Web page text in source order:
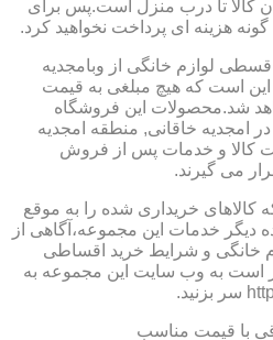
کالا تا درب منزل است.پس برای
هزینه ای پرداخت نخواهید کرد.
لوازم خانگی از وبامجدیه
این است که هیچ مبلغی به قیمت
شد.محصولات این فروشگاه
امجدیه خاقانی, منطقه امجدیه
کالا و خدمات پس از فروش
می گیرند.
خریداری شده را به موقع
دیگر خدمات این مجموعه،آگاهی از
خانگی و شرایط خرید اقساطی
است به وب سایت این مجموعه به
با قیمت مناسب